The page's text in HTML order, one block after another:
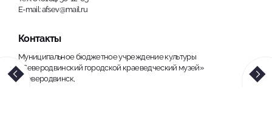
E-mail: afsev@mail.ru
Контакты
Муниципальное бюджетное учреждение культуры
«Северодвинский городской краеведческий музей»
г.Северодвинск,